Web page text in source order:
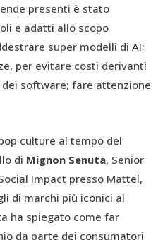
presenti è stato
e adatti allo scopo
super modelli di AI;
per evitare costi derivanti
software; fare attenzione
culture al tempo del
di Mignon Senuta, Senior
Impact presso Mattel,
di marchi più iconici al
ha spiegato come far
da parte dei consumatori